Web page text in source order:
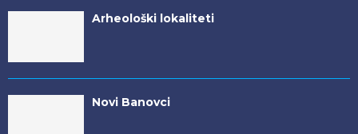
Arheološki lokaliteti
Novi Banovci